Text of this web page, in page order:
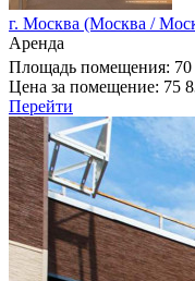
г. Москва (Москва /
Аренда
Площадь помещения:
Цена за помещение: 75
Перейти